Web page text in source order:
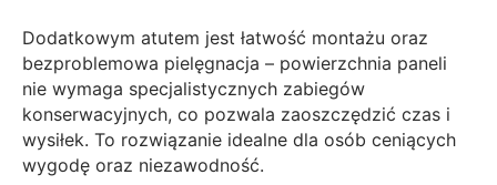
Dodatkowym atutem jest łatwość montażu oraz
bezproblemowa pielęgnacja – powierzchnia paneli
nie wymaga specjalistycznych zabiegów
konserwacyjnych, co pozwala zaoszczędzić czas i
wysiłek. To rozwiązanie idealne dla osób ceniących
wygodę oraz niezawodność.